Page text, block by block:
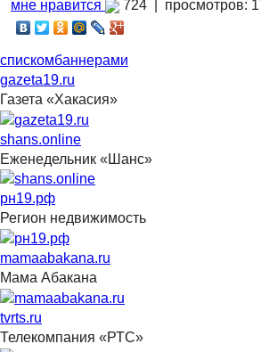
мне нравится
724 | просмотров:
спискомбаннерами
gazeta19.ru
Газета «Хакасия»
shans.online
Еженедельник «Шанс»
рн19.рф
Регион недвижимость
mamaabakana.ru
Мама Абакана
tvrts.ru
Телекомпания «РТС»